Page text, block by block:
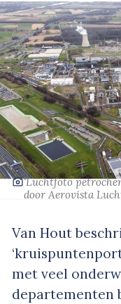
‘Luchtfoto
door Aerovista
Van Hout
met veel
departementen